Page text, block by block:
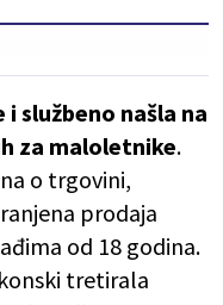
službeno našla na
za maloletnike.
o trgovini,
prodaja
od 18 godina.
tretirala